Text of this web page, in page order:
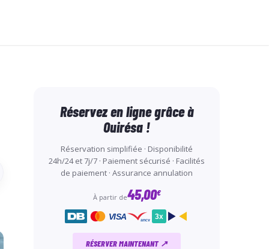
Réservez en ligne grâce à
Ouirésa !
Réservation simplifiée · Disponibilité
24h/24 et 7j/7 · Paiement sécurisé · Facilités
de paiement · Assurance annulation
À partir de45,00€
VISA ancv 3x
RÉSERVER MAINTENANT ↗